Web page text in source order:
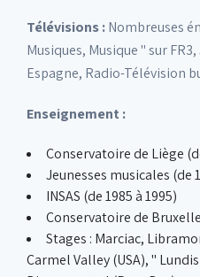
Télévisions :Nombreuses
Musiques, Musique " sur
Espagne, Radio-Télévision
Enseignement :
Conservatoire de Liège
Jeunesses musicales (de
INSAS (de 1985 à 1995)
Conservatoire de
Stages : Marciac,
Carmel Valley (USA), "